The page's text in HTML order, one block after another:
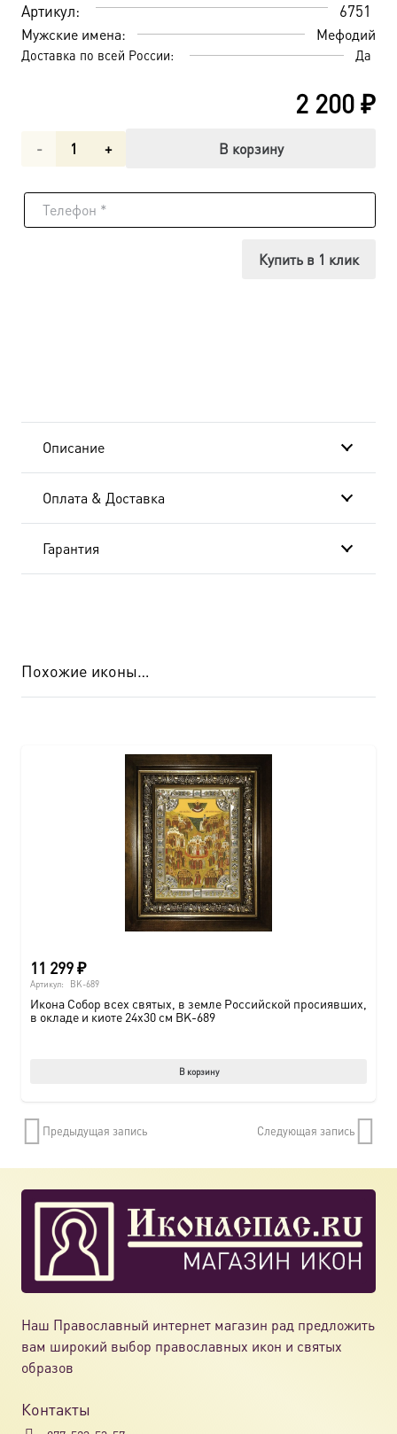
Артикул: 6751
Мужские имена: Мефодий
Доставка по всей России: Да
2 200₽
Количество
Мефодий
В корзину
Купить в 1 клик
Описание
Оплата & Доставка
Гарантия
Похожие иконы…
11 299₽
Артикул: BK-689
Икона Собор всех святых, в земле Российской просиявших,
в окладе и киоте 24х30 см BK-689
В корзину
Предыдущая запись Следующая запись
Наш Православный интернет магазин рад предложить
вам широкий выбор православных икон и святых
образов
Контакты